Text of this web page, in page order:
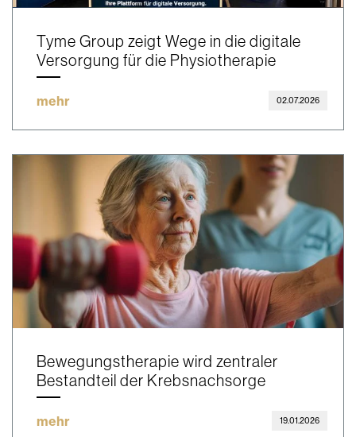
Tyme Group zeigt Wege in die digitale
Versorgung für die Physiotherapie
mehr 02.07.2026
Bewegungstherapie wird zentraler
Bestandteil der Krebsnachsorge
mehr 19.01.2026